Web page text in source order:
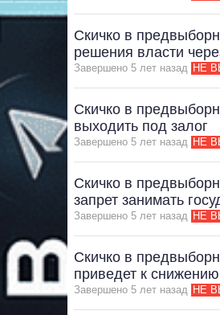
Скичко в
решения власти
Завершено 5 лет назад НЕ
Скичко в
выходить под залог
Завершено 5 лет назад НЕ
Скичко в
запрет занимать
Завершено 5 лет назад НЕ
Скичко в
приведет к
Завершено 5 лет назад НЕ